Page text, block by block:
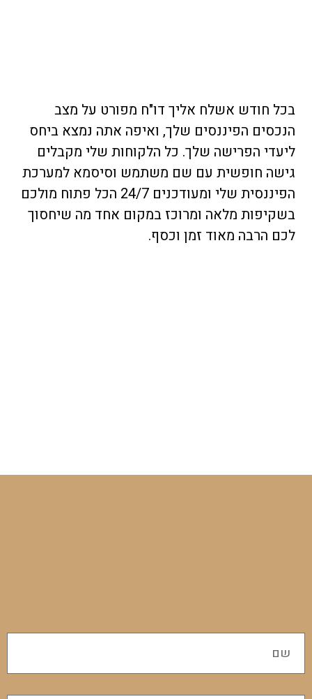
בכל חודש אשלח אליך דו"ח מפורט על מצב
הנכסים הפיננסים שלך, ואיפה אתה נמצא ביחס
ליעדי הפרישה שלך. כל הלקוחות שלי מקבלים
גישה חופשית עם שם משתמש וסיסמא למערכת
הפיננסית שלי ומעודכנים 24/7 הכל פתוח מולכם
בשקיפות מלאה ומרוכז במקום אחד מה שיחסוך
לכם הרבה מאוד זמן וכסף.